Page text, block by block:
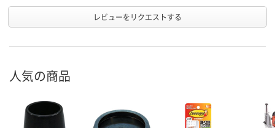
レビューをリクエストする
人気の商品